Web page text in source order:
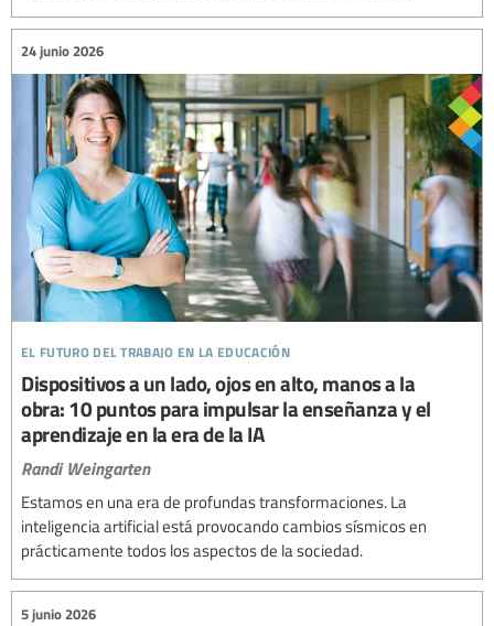
el futuro del trabajo en la educación
24 junio 2026
Dispositivos a un lado, ojos en alto, manos a la
obra: 10 puntos para impulsar la enseñanza y el
aprendizaje en la era de la IA
Randi Weingarten
Estamos en una era de profundas transformaciones. La
inteligencia artificial está provocando cambios sísmicos en
prácticamente todos los aspectos de la sociedad.
5 junio 2026